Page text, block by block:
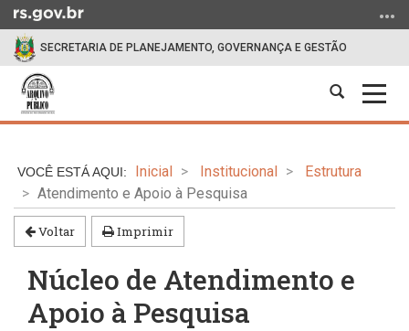
para
conteúdo
para
menu
para
busca
SECRETARIA DE PLANEJAMENTO, GOVERNANÇA E GESTÃO
Abrir
conteúdo
Inicial Institucional
Estrutura
Atendimento e Apoio à Pesquisa
Voltar Imprimir
Núcleo de Atendimento e
Apoio à Pesquisa